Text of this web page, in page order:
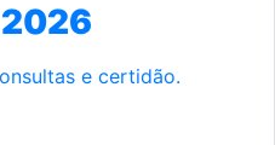
2026
e certidão.